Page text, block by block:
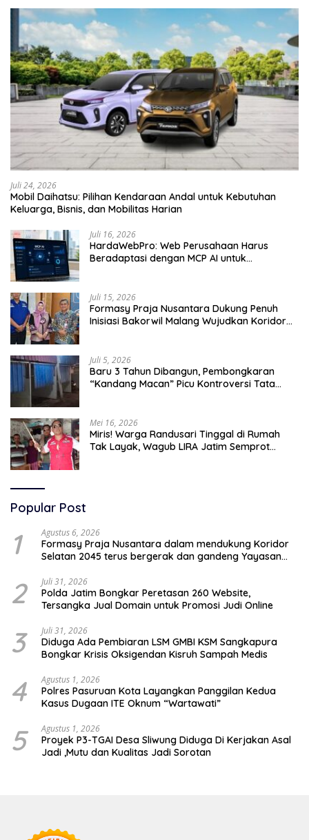
Juli 24, 2026
Mobil Daihatsu: Pilihan Kendaraan Andal untuk Kebutuhan
Keluarga, Bisnis, dan Mobilitas Harian
Juli 16, 2026
HardaWebPro: Web Perusahaan Harus
Beradaptasi dengan MCP AI untuk
Juli 15, 2026
Formasy Praja Nusantara Dukung Penuh
Inisiasi Bakorwil Malang Wujudkan Koridor
Juli 5, 2026
Baru 3 Tahun Dibangun, Pembongkaran
“Kandang Macan” Picu Kontroversi Tata
Mei 16, 2026
Miris! Warga Randusari Tinggal di Rumah
Tak Layak, Wagub LIRA Jatim Semprot
Popular Post
1 Agustus 6, 2026
Formasy Praja Nusantara dalam mendukung Koridor
Selatan 2045 terus bergerak dan gandeng Yayasan
2 Juli 31, 2026
Polda Jatim Bongkar Peretasan 260 Website,
Tersangka Jual Domain untuk Promosi Judi Online
3 Juli 31, 2026
Diduga Ada Pembiaran LSM GMBI KSM Sangkapura
Bongkar Krisis Oksigendan Kisruh Sampah Medis
4 Agustus 1, 2026
Polres Pasuruan Kota Layangkan Panggilan Kedua
Kasus Dugaan ITE Oknum “Wartawati”
5 Agustus 1, 2026
Proyek P3-TGAI Desa Sliwung Diduga Di Kerjakan Asal
Jadi ,Mutu dan Kualitas Jadi Sorotan